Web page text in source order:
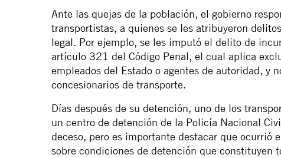
Ante las quejas de la población, el gobierno
transportistas, a quienes se les atribuyeron delitos
legal. Por ejemplo, se les imputó el delito de
artículo 321 del Código Penal, el cual aplica
empleados del Estado o agentes de autoridad, y
concesionarios de transporte.
Días después de su detención, uno de los
un centro de detención de la Policía Nacional
deceso, pero es importante destacar que ocurrió
sobre condiciones de detención que constituyen